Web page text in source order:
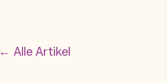
← Alle Artikel